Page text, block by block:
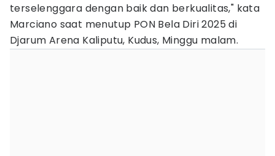
terselenggara dengan baik dan berkualitas," kata
Marciano saat menutup PON Bela Diri 2025 di
Djarum Arena Kaliputu, Kudus, Minggu malam.